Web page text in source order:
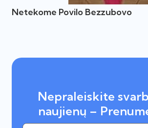
Netekome Povilo Bezzubovo
Nepraleiskite
naujienų –